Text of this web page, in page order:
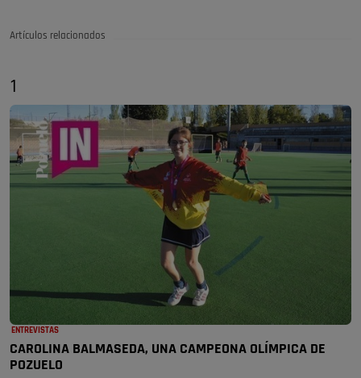
Artículos relacionados
1
ENTREVISTAS
CAROLINA BALMASEDA, UNA CAMPEONA OLÍMPICA DE
POZUELO